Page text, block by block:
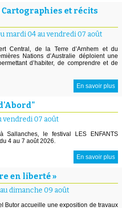
Cartographies et récits
mardi 04 au vendredi 07 août
Central, de la Terre d’Arnhem et du
Nations d’Australie déploient une
d’habiter, de comprendre et de
En savoir plus
vendredi 07 août
Sallanches, le festival LES ENFANTS
4 au 7 août 2026.
En savoir plus
en liberté »
dimanche 09 août
Butor accueille une exposition de travaux